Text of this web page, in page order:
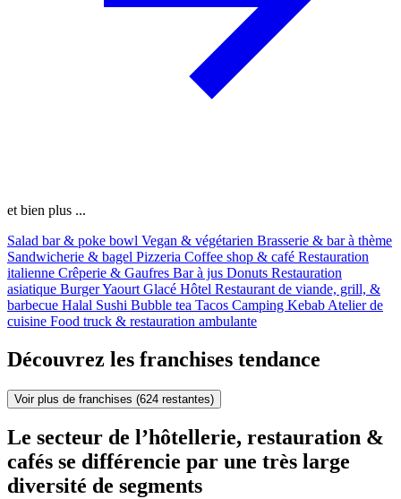
et bien plus ...
Salad bar & poke bowl Vegan & végétarien Brasserie & bar à thème
Sandwicherie & bagel Pizzeria Coffee shop & café Restauration
italienne Crêperie & Gaufres Bar à jus Donuts Restauration
asiatique BurgerYaourt Glacé Hôtel Restaurant de viande, grill, &
barbecue Halal Sushi Bubble tea Tacos Camping Kebab Atelier de
cuisine Food truck & restauration ambulante
Découvrez les franchises tendance
Voir plus de franchises (624 restantes)
Le secteur de l’hôtellerie, restauration &
cafés se différencie par une très large
diversité de segments